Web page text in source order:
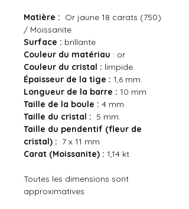
Matière : Or jaune 18 carats (750)
/ Moissanite
Surface : brillante
Couleur du matériau : or
Couleur du cristal : limpide.
Épaisseur de la tige : 1,6 mm.
Longueur de la barre : 10 mm
Taille de la boule : 4 mm
Taille du cristal : 5 mm.
Taille du pendentif (fleur de
cristal) : 7 x 11 mm
Carat (Moissanite) : 1,14 kt
Toutes les dimensions sont
approximatives